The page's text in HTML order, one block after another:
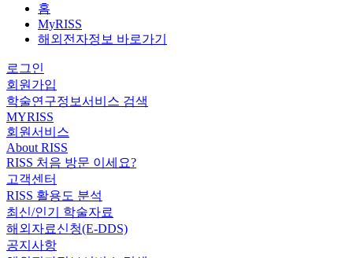
홈
MyRISS
해외전자정보 바로가기
로그인
회원가입
학술연구정보서비스 검색
MYRISS
회원서비스
About RISS
RISS 처음 방문 이세요?
고객센터
RISS 활용도 분석
최신/인기 학술자료
해외자료신청(E-DDS)
공지사항